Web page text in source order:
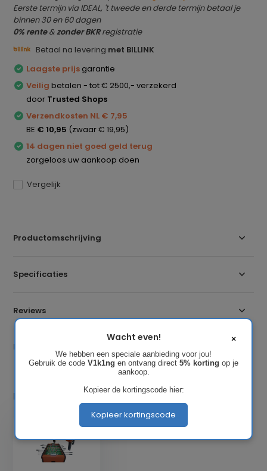
Eerste termijn via IDEAL, 't tweede en derde termijn betaal je
binnen 30 en 60 dagen
0% rente&zonder BKRregistratie
Betaal na levering met BILLINK
Laagste prijs garantie
Veilig betalen - tot € 2500,- verzekerd
door Trusted Shops
Verzendkosten NL € 7,95
BE € 10,95 (zwaar € 19,95)
14 dagen niet goed geld terug
zorgeloos uw aankoop doen
Vergelijk
Productomschrijving
Specificaties
Reviews
Delen
Laatst bekeken
×
Wacht even!
We hebben een speciale aanbieding voor jou!
Gebruik de code V1k1ng en ontvang direct 5% korting op je
aankoop.
Kopieer de kortingscode hier:
Kopieer kortingscode